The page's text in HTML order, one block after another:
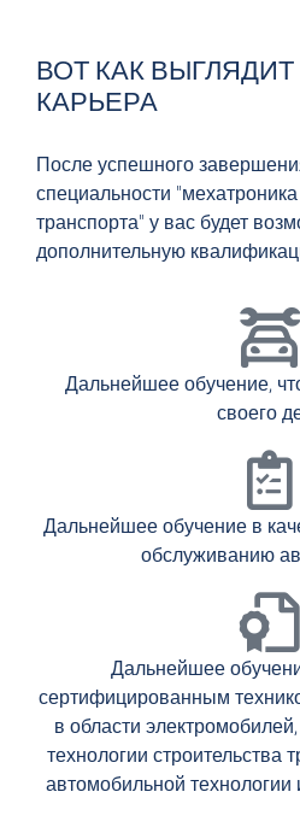
ВОТ КАК
КАРЬЕРА
После успешного
специальности
транспорта" у вас будет
дополнительную
Дальнейшее обучение,
своего
Дальнейшее обучение в
обслуживанию
Дальнейшее
сертифицированным
в области
технологии строительства
автомобильной